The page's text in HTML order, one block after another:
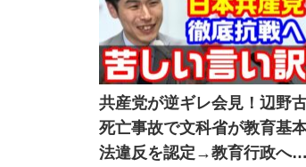
共産党が逆ギレ会見！辺野
死亡事故で文科省が教育基
法違反を認定→教育行政への